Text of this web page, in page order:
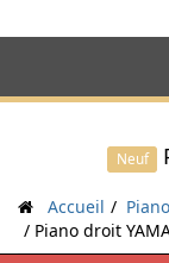
Neuf
Accueil
Piano droit